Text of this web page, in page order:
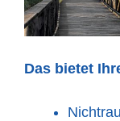
Das bietet